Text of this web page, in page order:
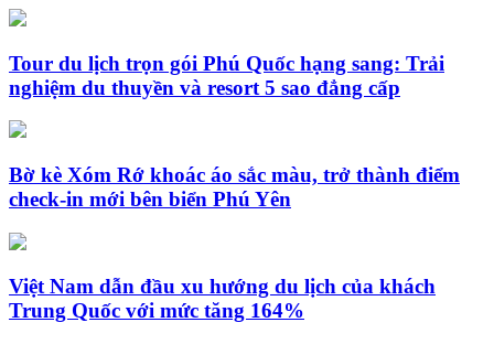
Tour du lịch trọn gói Phú Quốc hạng sang: Trải
nghiệm du thuyền và resort 5 sao đẳng cấp
Bờ kè Xóm Rớ khoác áo sắc màu, trở thành điểm
check-in mới bên biển Phú Yên
Việt Nam dẫn đầu xu hướng du lịch của khách
Trung Quốc với mức tăng 164%